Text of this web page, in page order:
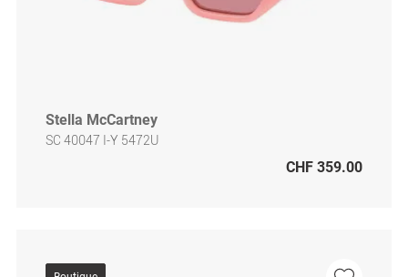
Stella McCartney
SC 40047 I-Y 5472U
CHF 359.00